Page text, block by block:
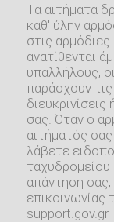
Τα αιτήματα
καθ' ύλην
στις
ανατίθενται
υπαλλήλους,
παράσχουν
σας. Όταν ο
αιτήματός
λάβετε
ταχυδρομείου
απάντηση
επικοινωνίας
support.gov.gr